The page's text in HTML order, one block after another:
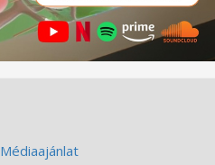
Médiaajánlat